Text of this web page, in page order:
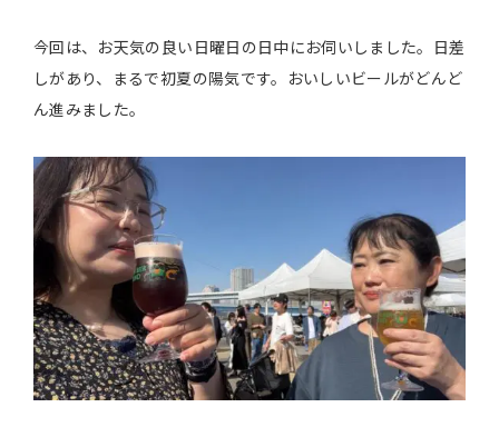
今回は、お天気の良い日曜日の日中にお伺いしました。日差
しがあり、まるで初夏の陽気です。おいしいビールがどんど
ん進みました。